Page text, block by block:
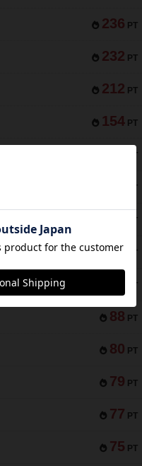
236 PT
232 PT
212 PT
154 PT
PT
PT
PT
118 PT
ドロー＆ライト
PT
88 PT
80 PT
79 PT
77 PT
75 PT